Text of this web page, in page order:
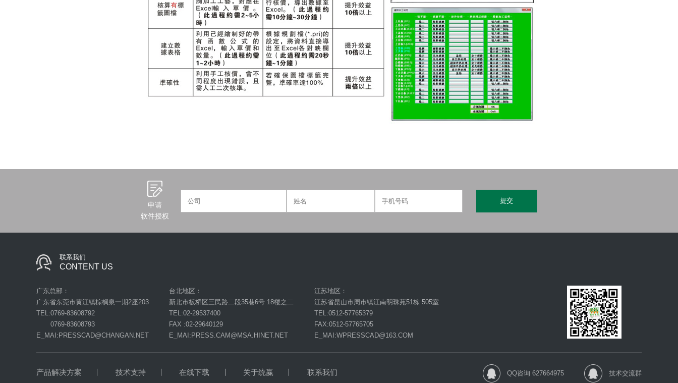
申请
软件授权
联系我们
CONTENT US
广东总部：
广东省东莞市黄江镇棕榈泉一期2座203
TEL:0769-83608792
0769-83608793
E_MAI:PRESSCAD@CHANGAN.NET
台北地区：
新北市板桥区三民路二段35巷6号 18楼之二
TEL:02-29537400
FAX :02-29640129
E_MAI:PRESS.CAM@MSA.HINET.NET
江苏地区：
江苏省昆山市周市镇江南明珠苑51栋 505室
TEL:0512-57765379
FAX:0512-57765705
E_MAI:WPRESSCAD@163.COM
产品解决方案 技术支持 在线下载 关于统赢 联系我们 QQ咨询 627664975 技术交流群